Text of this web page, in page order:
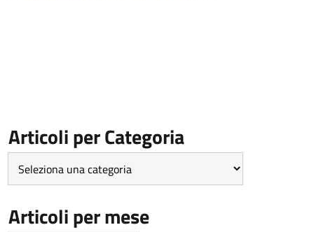
Articoli per Categoria
per
Articoli per mese